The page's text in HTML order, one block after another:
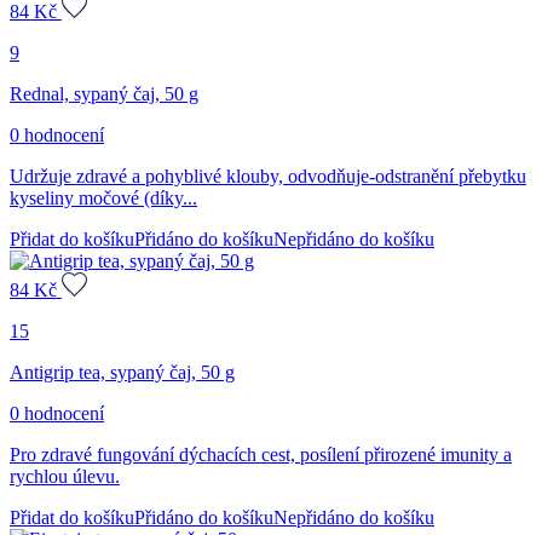
84 Kč
9
Rednal, sypaný čaj, 50 g
0 hodnocení
Udržuje zdravé a pohyblivé klouby, odvodňuje-odstranění přebytku
kyseliny močové (díky...
Přidat do košíkuPřidáno do košíkuNepřidáno do košíku
84 Kč
15
Antigrip tea, sypaný čaj, 50 g
0 hodnocení
Pro zdravé fungování dýchacích cest, posílení přirozené imunity a
rychlou úlevu.
Přidat do košíkuPřidáno do košíkuNepřidáno do košíku